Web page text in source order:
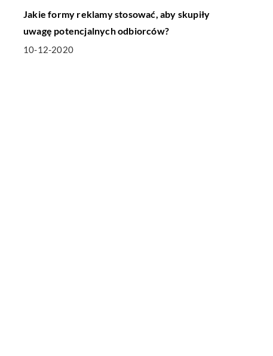
Jakie formy reklamy stosować, aby skupiły
uwagę potencjalnych odbiorców?
10-12-2020